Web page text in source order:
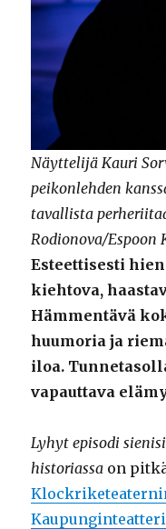
Näyttelijä Kauri
peikonlehden
tavallista
Rodionova/Espoon
Esteettisesti
kiehtova,
Hämmentävä
huumoria ja
iloa.
vapauttava
Lyhyt episodi
historiassa on